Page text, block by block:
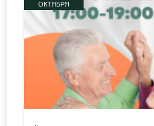
ОКТЯБРЯ